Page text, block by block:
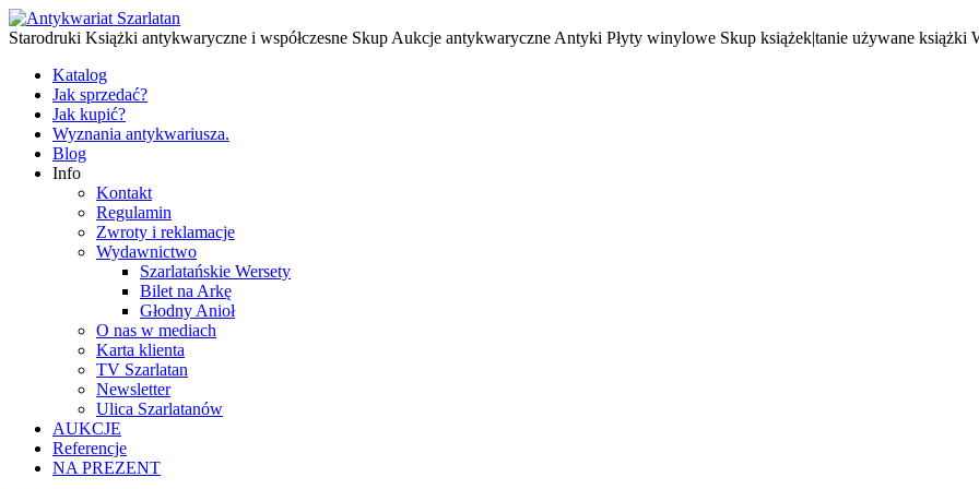
Starodruki Książki antykwaryczne i współczesne Skup Aukcje antykwaryczne Antyki Płyty winylowe Skup książek|tanie używane książki
Katalog
Jak sprzedać?
Jak kupić?
Wyznania antykwariusza.
Blog
Info
Kontakt
Regulamin
Zwroty i reklamacje
Wydawnictwo
Szarlatańskie Wersety
Bilet na Arkę
Głodny Anioł
O nas w mediach
Karta klienta
TV Szarlatan
Newsletter
Ulica Szarlatanów
AUKCJE
Referencje
NA PREZENT